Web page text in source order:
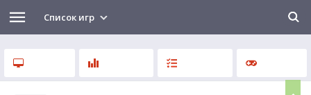
Список игр